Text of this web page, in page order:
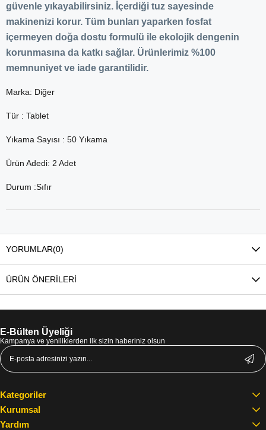
güvenle yıkayabilirsiniz. İçerdiği tuz sayesinde
makinenizi korur. Tüm bunları yaparken fosfat
içermeyen doğa dostu formulü ile ekolojik dengenin
korunmasına da katkı sağlar. Ürünlerimiz %100
memnuniyet ve iade garantilidir.
Marka: Diğer
Tür : Tablet
Yıkama Sayısı : 50 Yıkama
Ürün Adedi: 2 Adet
Durum :Sıfır
YORUMLAR(0)
ÜRÜN ÖNERILERI
E-Bülten Üyeliği
Kampanya ve yeniliklerden ilk sizin haberiniz olsun
Kategoriler
Kurumsal
Yardım